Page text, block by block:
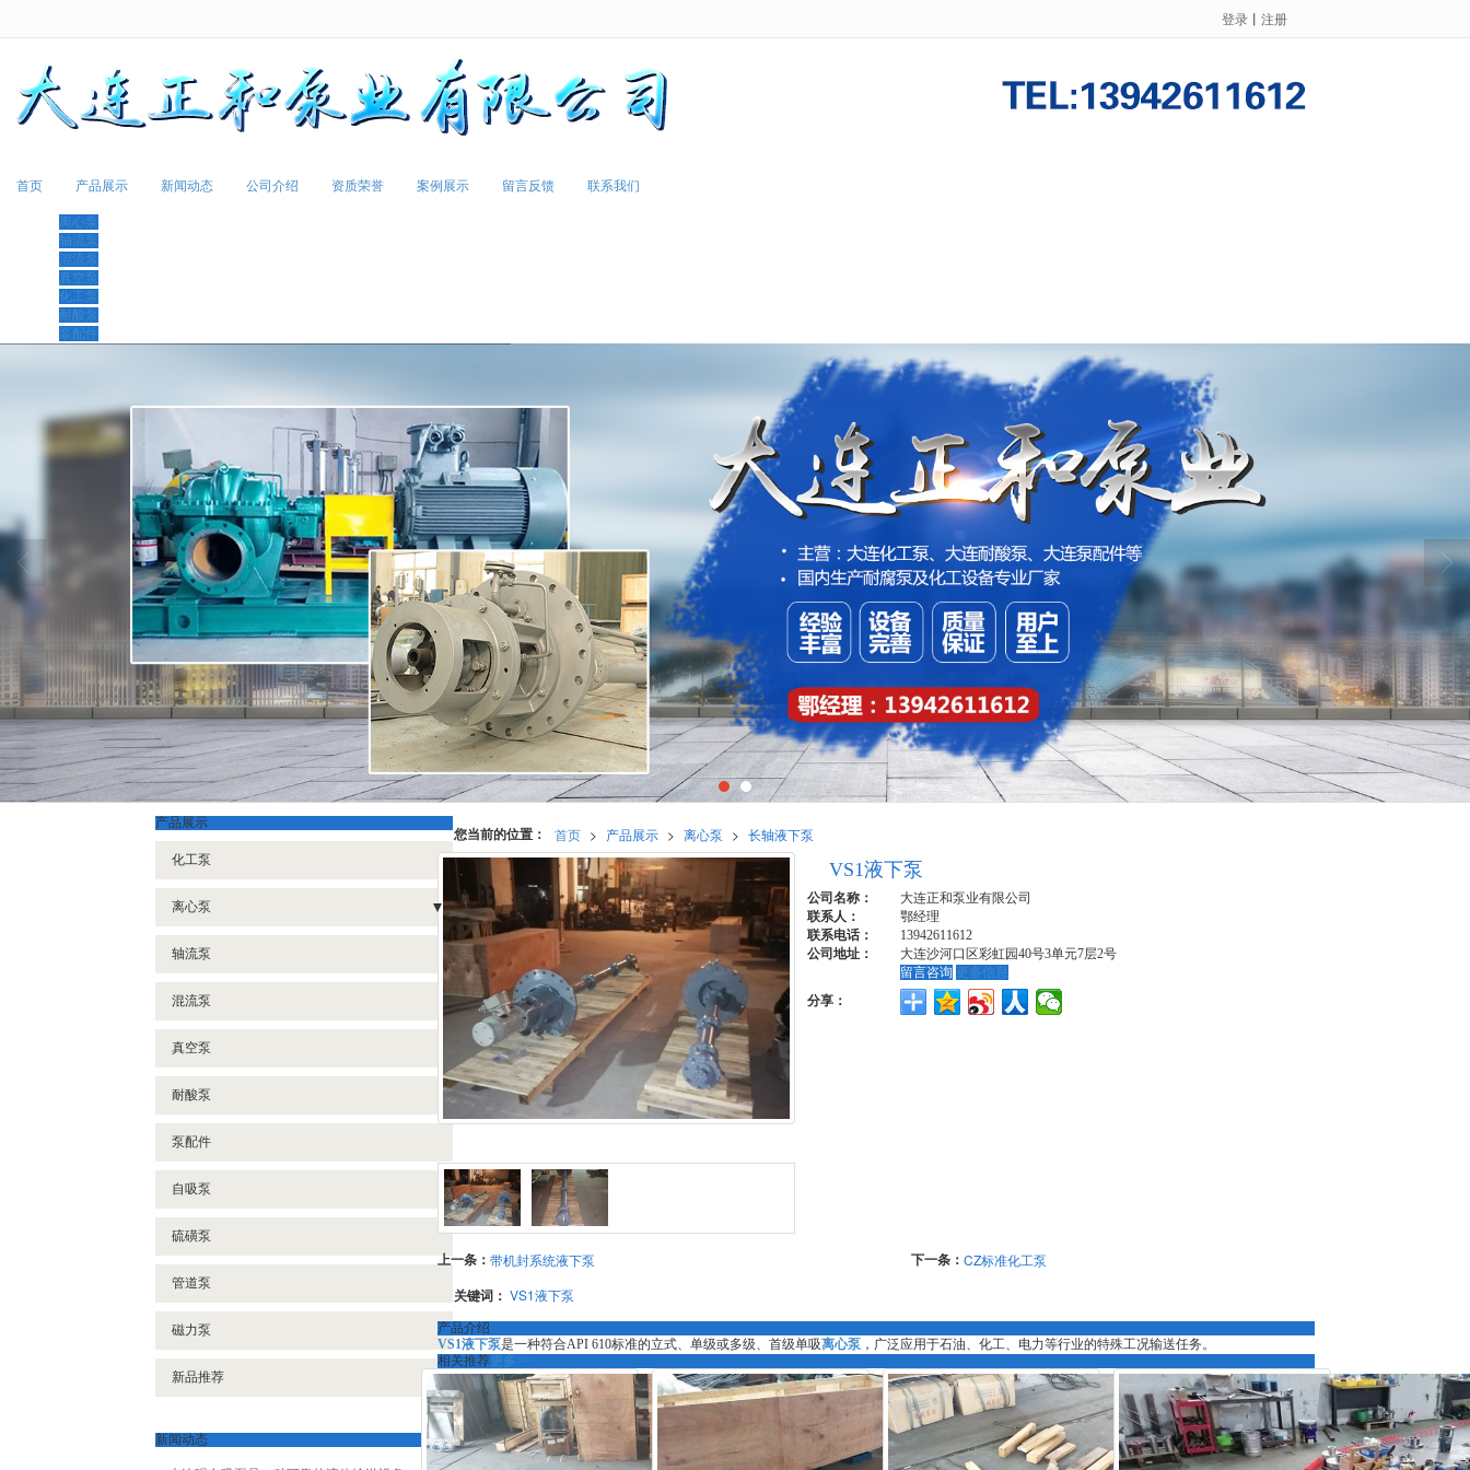
登录 丨 注册
首页 产品展示
离心泵
轴流泵
混流泵
真空泵
化工泵
耐酸泵
泵配件
新闻动态 公司介绍 资质荣誉 案例展示 留言反馈 联系我们
您当前的位置： 首页 > 产品展示 > 离心泵 > 长轴液下泵
VS1液下泵
公司名称：
大连正和泵业有限公司
联系人：
鄂经理
联系电话：
13942611612
公司地址：
大连沙河口区彩虹园40号3单元7层2号
留言咨询 更多信息
分享：
上一条： 带机封系统液下泵 下一条： CZ标准化工泵
关键词： VS1液下泵
产品介绍
VS1液下泵是一种符合API 610标准的立式、单级或多级、首级单吸离心泵，广泛应用于石油、化工、电力等行业的特殊工况输送任务。
相关推荐更多>>
产品展示
化工泵
离心泵
- 离心泵
- 耐腐蚀化工泵
- 多级泵
- 高温高压热水泵
轴流泵
混流泵
真空泵
耐酸泵
泵配件
自吸泵
硫磺泵
管道泵
磁力泵
新品推荐
新闻动态